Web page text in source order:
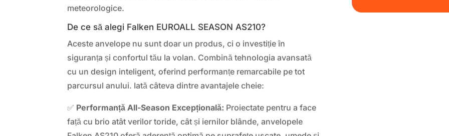
meteorologice.
De ce să alegi Falken EUROALL SEASON AS210?
Aceste anvelope nu sunt doar un produs, ci o investiție în
siguranța și confortul tău la volan. Combină tehnologia avansată
cu un design inteligent, oferind performanțe remarcabile pe tot
parcursul anului. Iată câteva dintre avantajele cheie:
✅ Performanță All-Season Excepțională: Proiectate pentru a face
față cu brio atât verilor toride, cât și iernilor blânde, anvelopele